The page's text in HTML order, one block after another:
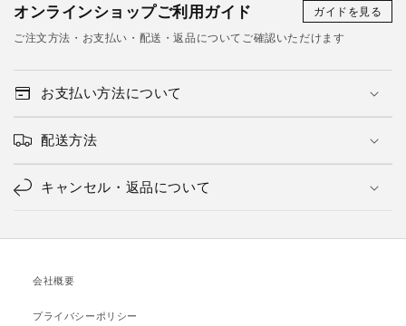
オンラインショップご利用ガイド
ガイドを見る
ご注文方法・お支払い・配送・返品についてご確認いただけます
お支払い方法について
配送方法
キャンセル・返品について
会社概要
プライバシーポリシー